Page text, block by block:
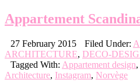
Appartement
27 February 2015 Filed Under:
ARCHITECTURE, DECO-
Tagged With: Appartement design,
Architecture, Instagram, Norvège